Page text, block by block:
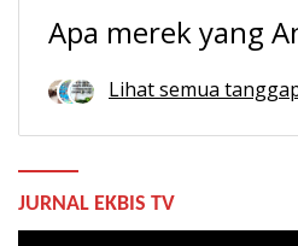
Apa merek yang
Lihat semua
JURNAL EKBIS TV